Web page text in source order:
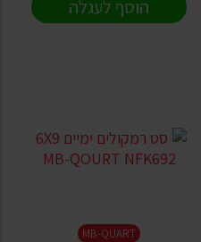
הוסף לעגלה
MB-QUART